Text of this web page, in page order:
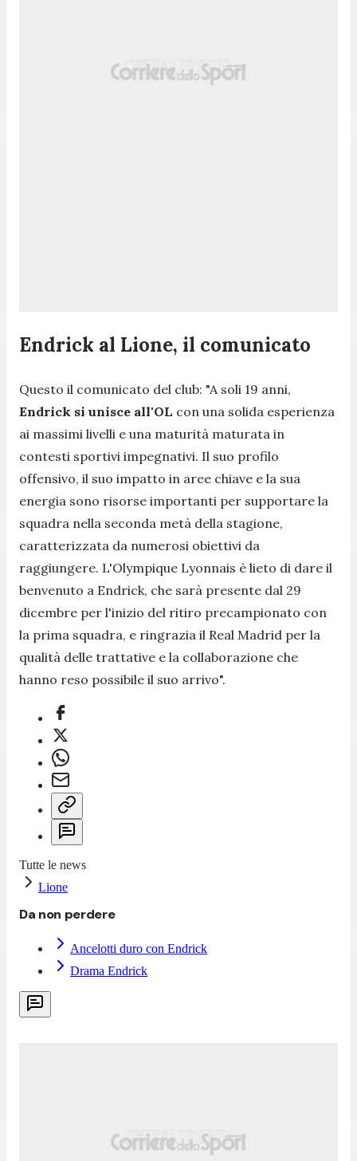
Endrick al Lione, il comunicato
Questo il comunicato del club: "A soli 19 anni,
Endrick si unisce all'OL con una solida esperienza
ai massimi livelli e una maturità maturata in
contesti sportivi impegnativi. Il suo profilo
offensivo, il suo impatto in aree chiave e la sua
energia sono risorse importanti per supportare la
squadra nella seconda metà della stagione,
caratterizzata da numerosi obiettivi da
raggiungere. L'Olympique Lyonnais è lieto di dare il
benvenuto a Endrick, che sarà presente dal 29
dicembre per l'inizio del ritiro precampionato con
la prima squadra, e ringrazia il Real Madrid per la
qualità delle trattative e la collaborazione che
hanno reso possibile il suo arrivo".
Tutte le news
Lione
Da non perdere
Ancelotti duro con Endrick
Drama Endrick